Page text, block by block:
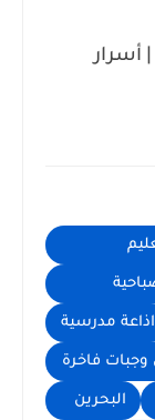
أسرار
اذاعة مدرسية
وجبات فاخرة
البحرين